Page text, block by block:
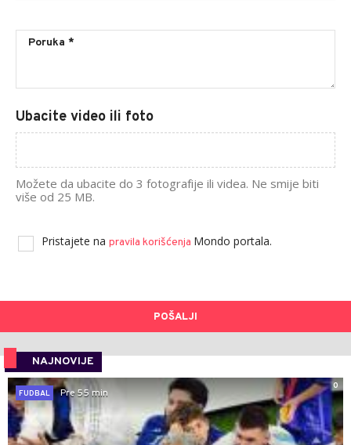
Ubacite video ili foto
Možete da ubacite do 3 fotografije ili videa. Ne smije biti
više od 25 MB.
Pristajete na pravila korišćenja Mondo portala.
POŠALJI
NAJNOVIJE
0
FUDBAL
Pre 55 min